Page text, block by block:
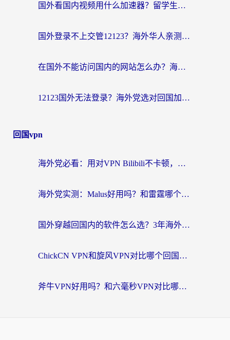
国外看国内视频用什么加速器？留学生和海外华人的实用指南
国外登录不上交管12123？海外华人亲测有效的回国加速器选择指南
在国外不能访问国内的网站怎么办？海外党必看的无缝回国上网指南
12123国外无法登录？海外党选对回国加速器，轻松解决国内资源访问难题
回国vpn
海外党必看：用对VPN Bilibili不卡顿，英国玩国内游戏也丝滑——2026回国加速器选择指南
海外党实测：Malus好用吗？和雷霆哪个好？+ 3款热门加速器深度对比
国外穿越回国内的软件怎么选？3年海外党亲测实用指南，告别地域限制
ChickCN VPN和旋风VPN对比哪个回国效果更好？海外党实测回国内网神器指南
斧牛VPN好用吗？和六毫秒VPN对比哪个回国效果更好？海外党亲测实用指南